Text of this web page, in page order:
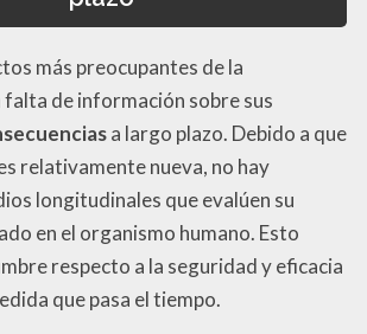
más preocupantes de la
falta de información sobre sus
a largo plazo. Debido a que
relativamente nueva, no hay
longitudinales que evalúen su
en el organismo humano. Esto
respecto a la seguridad y eficacia
que pasa el tiempo.